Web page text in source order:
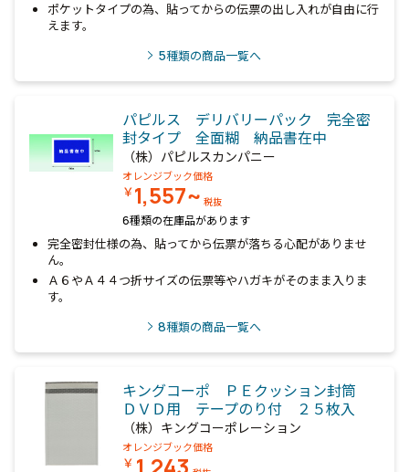
ポケットタイプの為、貼ってからの伝票の出し入れが自由に行
えます。
5種類の商品一覧へ
パピルス デリバリーパック 完全密
封タイプ 全面糊 納品書在中
（株）パピルスカンパニー
オレンジブック価格
￥1,557~ 税抜
6種類の在庫品があります
完全密封仕様の為、貼ってから伝票が落ちる心配がありませ
ん。
Ａ６やＡ４４つ折サイズの伝票等やハガキがそのまま入りま
す。
8種類の商品一覧へ
キングコーポ ＰＥクッション封筒
ＤＶＤ用 テープのり付 ２５枚入
（株）キングコーポレーション
オレンジブック価格
￥